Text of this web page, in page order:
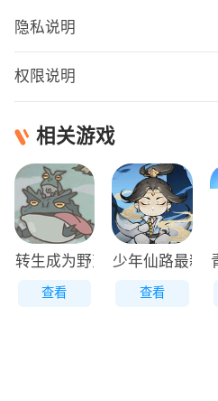
隐私说明
权限说明
相关游戏
转生成为野蛮人正版
查看
少年仙路最新
查看